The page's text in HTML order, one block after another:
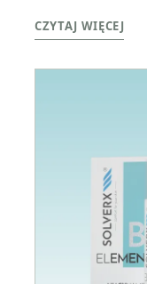
CZYTAJ WIĘCEJ